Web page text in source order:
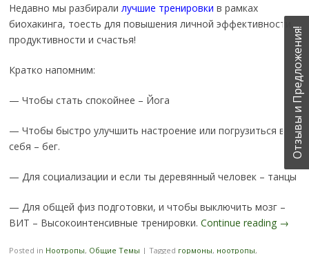
Недавно мы разбирали лучшие тренировки в рамках
биохакинга, тоесть для повышения личной эффективности,
продуктивности и счастья!
Кратко напомним:
— Чтобы стать спокойнее – Йога
— Чтобы быстро улучшить настроение или погрузиться в
себя – бег.
— Для социализации и если ты деревянный человек – танцы
— Для общей физ подготовки, и чтобы выключить мозг –
ВИТ – Высокоинтенсивные тренировки. Continue reading →
Posted in Ноотропы, Общие Темы | Tagged гормоны, ноотропы,
Отзывы и Предложения!